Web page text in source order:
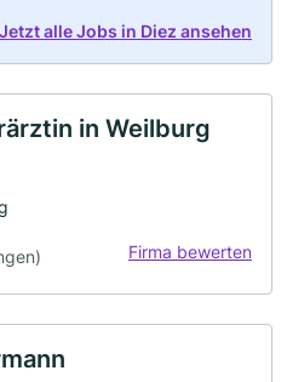
Jetzt alle Jobs in Diez ansehen
in Weilburg
Firma bewerten